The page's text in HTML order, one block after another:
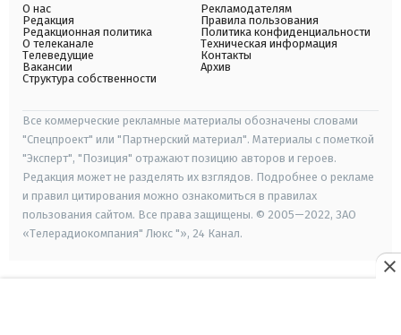
О нас
Редакция
Редакционная политика
О телеканале
Телеведущие
Вакансии
Структура собственности
Рекламодателям
Правила пользования
Политика конфиденциальности
Техническая информация
Контакты
Архив
Все коммерческие рекламные материалы обозначены словами
"Спецпроект" или "Партнерский материал". Материалы с пометкой
"Эксперт", "Позиция" отражают позицию авторов и героев.
Редакция может не разделять их взглядов. Подробнее о рекламе
и правил цитирования можно ознакомиться в правилах
пользования сайтом. Все права защищены. © 2005—2022, ЗАО
«Телерадиокомпания" Люкс "», 24 Канал.